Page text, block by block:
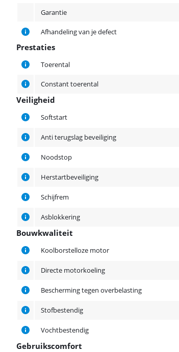
Garantie
Afhandeling van je defect
Prestaties
Prestaties
Toerental
Constant toerental
Veiligheid
Veiligheid
Softstart
Anti terugslag beveiliging
Noodstop
Herstartbeveiliging
Schijfrem
Asblokkering
Bouwkwaliteit
Bouwkwaliteit
Koolborstelloze motor
Directe motorkoeling
Bescherming tegen overbelasting
Stofbestendig
Vochtbestendig
Gebruikscomfort